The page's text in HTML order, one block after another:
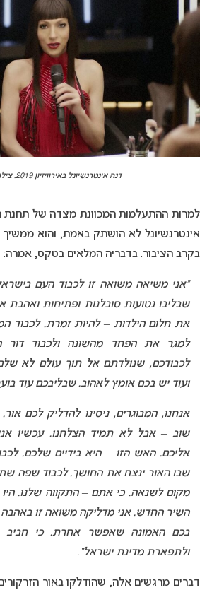
דנה אינטרנשיונל באירוויזיון 2019. צילום מסך
למרות ההתעלמות המכוונת מצדה של תחנת
אינטרנשיונל לא הושתק באמת, והוא
בקרב הציבור. בדבריה המלאים בטקס, אמרה:
“אני משיאה משואה זו לכבוד העם
שבליבו נטועות סובלנות ופתיחות
את חלום הילדות – להיות זמרת. לכבוד
למגר את הפחד מהשונה ולכבוד דור
לכבודכם, שנולדתם אל תוך עולם לא
ועוד יש בכם אומץ לאהוב. שבליבכם עוד
אנחנו, המבוגרים, ניסינו להדליק לכם
שוב – אבל לא תמיד הצלחנו. עכשיו
אליכם. האש הזו – היא בידיים שלכם.
שבו האור ינצח את החושך. לכבוד שפה
מקום לשנאה. כי אתם – התקווה שלנו.
השיר החדש. אני מדליקה משואה זו
בכם האמונה שאפשר אחרת. כי חביב
ולתפארת מדינת ישראל”.
דברים מרגשים אלה, שהודלקו באור